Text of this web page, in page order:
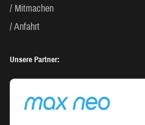
Mitmachen
Anfahrt
Unsere Partner: